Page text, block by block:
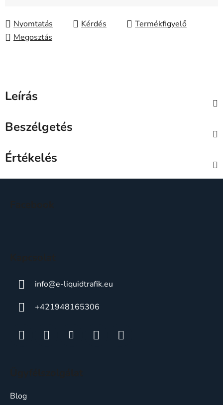
Nyomtatás
Kérdés
Megosztás
Leírás
Beszélgetés
Értékelés
info@e-liquidtrafik.eu
+421948165306
Blog